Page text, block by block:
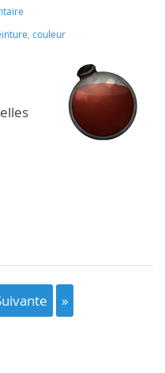
, couleur
suivante »